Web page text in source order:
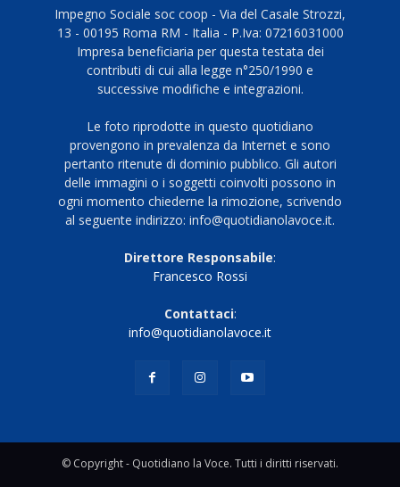
Impegno Sociale soc coop - Via del Casale Strozzi,
13 - 00195 Roma RM - Italia - P.Iva: 07216031000
Impresa beneficiaria per questa testata dei
contributi di cui alla legge n°250/1990 e
successive modifiche e integrazioni.
Le foto riprodotte in questo quotidiano
provengono in prevalenza da Internet e sono
pertanto ritenute di dominio pubblico. Gli autori
delle immagini o i soggetti coinvolti possono in
ogni momento chiederne la rimozione, scrivendo
al seguente indirizzo: info@quotidianolavoce.it.
Direttore Responsabile:
Francesco Rossi
Contattaci:
info@quotidianolavoce.it
© Copyright - Quotidiano la Voce. Tutti i diritti riservati.